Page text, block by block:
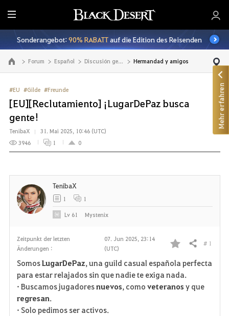
A
l
l
e
Sonderangebot:90% RABATTauf die Edition des Reisenden
Zur Hauptseite Forum Español Discusión general Hermandad y amigos
#EU #Gilde #Freunde
[EU][Reclutamiento] ¡LugarDePaz busca
gente!
TenibaX
31. Mai 2025, 10:46 (UTC)
3946
1 0
Zeitpunkt der letzten
Änderungen :
07. Jun 2025, 23:14
(UTC)
F
a
v
Teilen # 1
SomosLugarDePaz, una guild casual española perfecta
para estar relajados sin que nadie te exiga nada.
· Buscamos jugadoresnuevos, como veteranos y que
regresan.
· Solo pedimos ser activos.
TenibaX
1 1
Lv 61 Mystenix
Mehr erfahren